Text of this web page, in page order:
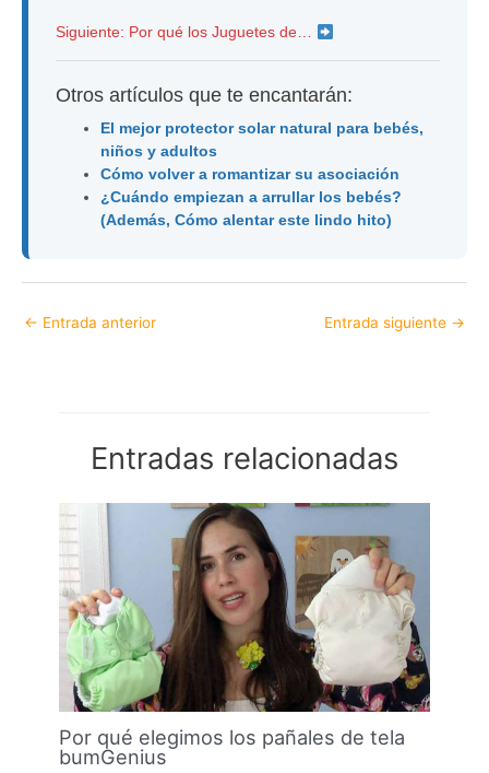
Siguiente: Por qué los Juguetes de…
Otros artículos que te encantarán:
El mejor protector solar natural para bebés,
niños y adultos
Cómo volver a romantizar su asociación
¿Cuándo empiezan a arrullar los bebés?
(Además, Cómo alentar este lindo hito)
← Entrada anterior Entrada siguiente →
Entradas relacionadas
Por qué elegimos los pañales de tela
bumGenius